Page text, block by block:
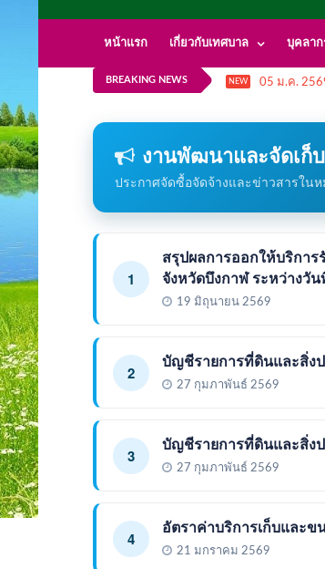
หน้าแรก เกี่ยวกับเทศบาล บุคลาก
BREAKING NEWS NEW 05 ม.ค.
งานพัฒนาและจัดเก็
ประกาศจัดซื้อจัดจ้างและข่าวสารใน
1
สรุปผลการออกให้บริกา
จังหวัดบึงกาฬ ระหว่างวั
19 มิถุนายน 2569
2
บัญชีรายการที่ดินและสิ่งป
27 กุมภาพันธ์ 2569
3
บัญชีรายการที่ดินและสิ่งป
27 กุมภาพันธ์ 2569
4
อัตราค่าบริการเก็บและข
21 มกราคม 2569